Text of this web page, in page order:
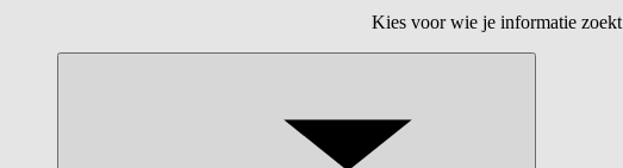
Kies voor wie je informatie zoekt